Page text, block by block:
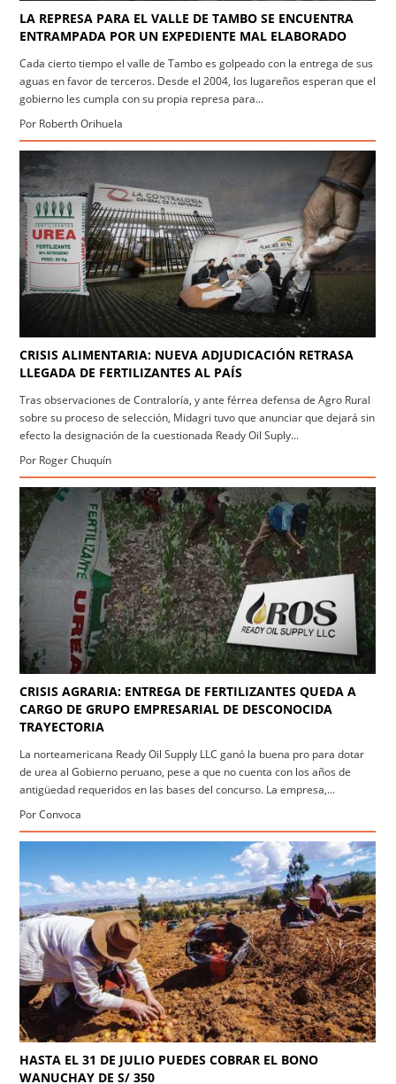
LA REPRESA PARA EL VALLE DE TAMBO SE ENCUENTRA
ENTRAMPADA POR UN EXPEDIENTE MAL ELABORADO
Cada cierto tiempo el valle de Tambo es golpeado con la entrega de sus
aguas en favor de terceros. Desde el 2004, los lugareños esperan que el
gobierno les cumpla con su propia represa para...
Por Roberth Orihuela
CRISIS ALIMENTARIA: NUEVA ADJUDICACIÓN RETRASA
LLEGADA DE FERTILIZANTES AL PAÍS
Tras observaciones de Contraloría, y ante férrea defensa de Agro Rural
sobre su proceso de selección, Midagri tuvo que anunciar que dejará sin
efecto la designación de la cuestionada Ready Oil Suply...
Por Roger Chuquín
CRISIS AGRARIA: ENTREGA DE FERTILIZANTES QUEDA A
CARGO DE GRUPO EMPRESARIAL DE DESCONOCIDA
TRAYECTORIA
La norteamericana Ready Oil Supply LLC ganó la buena pro para dotar
de urea al Gobierno peruano, pese a que no cuenta con los años de
antigüedad requeridos en las bases del concurso. La empresa,...
Por Convoca
HASTA EL 31 DE JULIO PUEDES COBRAR EL BONO
WANUCHAY DE S/ 350